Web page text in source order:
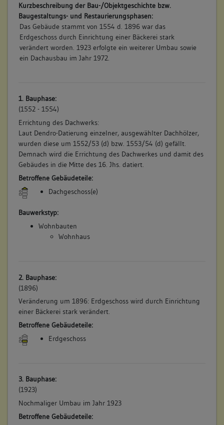
Kurzbeschreibung der Bau-/Objektgeschichte bzw.
Baugestaltungs- und Restaurierungsphasen:
Das Gebäude stammt von 1554 d. 1896 war das
Erdgeschoss durch Einrichtung einer Bäckerei stark
verändert worden. 1923 erfolgte ein weiterer Umbau sowie
ein Dachausbau im Jahr 1972.
1. Bauphase:
(1552 - 1554)
Errichtung des Dachwerks:
Laut Dendro-Datierung einzelner, ausgewählter Dachhölzer,
wurden diese um 1552/53 (d) bzw. 1553/54 (d) gefällt.
Demnach wird die Errichtung des Dachwerkes und damit des
Gebäudes in die Mitte des 16. Jhs. datiert.
Betroffene Gebäudeteile:
Dachgeschoss(e)
Bauwerkstyp:
Wohnbauten
Wohnhaus
2. Bauphase:
(1896)
Veränderung um 1896: Erdgeschoss wird durch Einrichtung
einer Bäckerei stark verändert.
Betroffene Gebäudeteile:
Erdgeschoss
3. Bauphase:
(1923)
Nochmaliger Umbau im Jahr 1923
Betroffene Gebäudeteile: